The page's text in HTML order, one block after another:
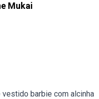
Mukai
barbie com alcinha